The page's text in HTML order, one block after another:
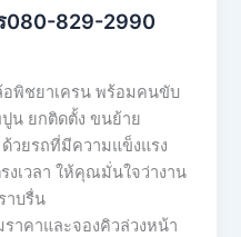
080-829-2990
อพิชยาเครน พร้อมคนขับ
น ยกติดตั้ง ขนย้าย
วยรถที่มีความแข็งแรง
เวลา ให้คุณมั่นใจว่างาน
าบรื่น
าคาและจองคิวล่วงหน้า